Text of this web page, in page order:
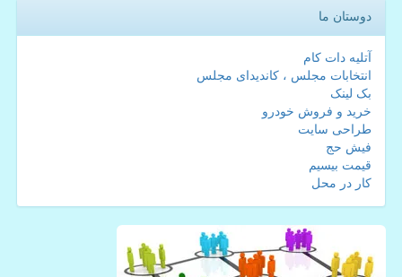
دوستان ما
آتلیه دات کام
انتخابات مجلس ، کاندیدای مجلس
بک لینک
خرید و فروش خودرو
طراحی سایت
فیش حج
قیمت بیسیم
کار در محل